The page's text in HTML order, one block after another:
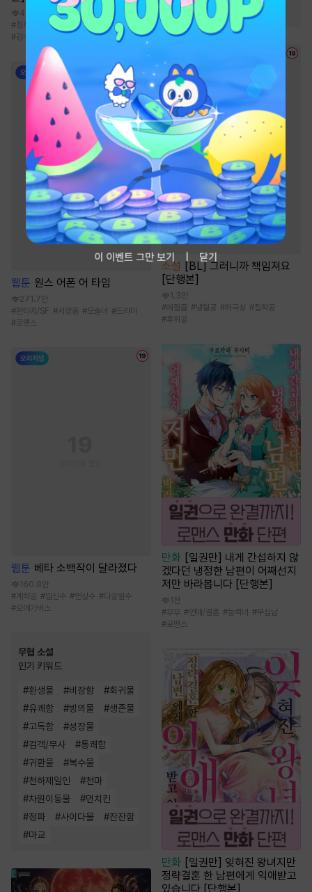
4.1만
#집착공 재벌공 소꿉친구 #배틀연애
#강수
웹툰 원스 어폰 어 타임
271.7만
#판타지/SF #서양풍 #모솔녀 #드라마
#로맨스
웹툰 베타 소백작이 달라졌다
160.8만
# 계략공 #임신수 #연상수 #다공일수
#오메가버스
무협 소설
인기 키워드
#환생물 #비장함 #회귀물
#유쾌함 #빙의물 #생존물
#고독함 #성장물
#검객/무사 #통쾌함
#귀환물 #복수물
#천하제일인 #천마
#차원이동물 #먼치킨
#정파 #사이다물 #잔잔함
#마교
# 성장물
소설 [BL] 그러니까 책임져요
[단행본]
1.3만
#애절물 #냉혈공 #하극상 #집착공
#후회공
만화 [일권만] 내게 간섭하지 않
겠다던 냉정한 남편이 어째선지
저만 바라봅니다 [단행본]
1천
#부부 #연애/결혼 #능력녀 #무심남
#로맨스
만화 [일권만] 잊혀진 왕녀지만
정략결혼 한 남편에게 익애받고
있습니다 [단행본]
이 이벤트 그만 보기 닫기